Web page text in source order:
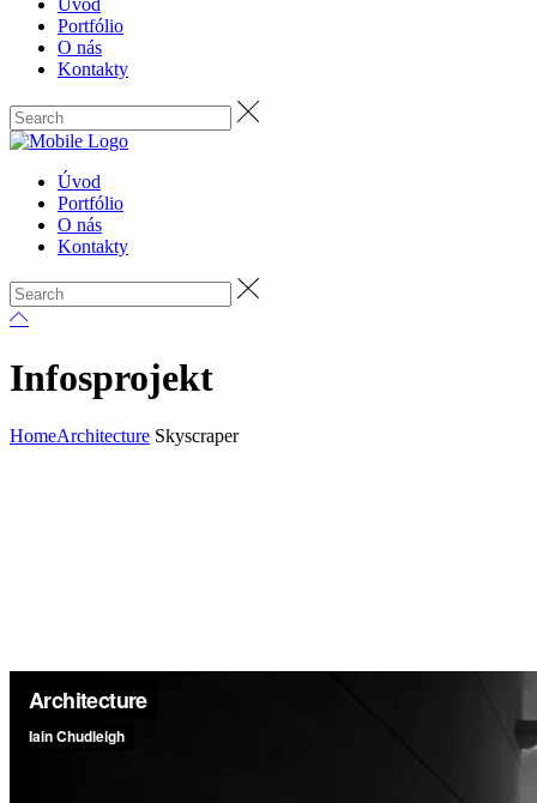
Úvod
Portfólio
O nás
Kontakty
Úvod
Portfólio
O nás
Kontakty
Infosprojekt
HomeArchitecture Skyscraper